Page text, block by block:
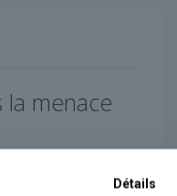
menace
Détails